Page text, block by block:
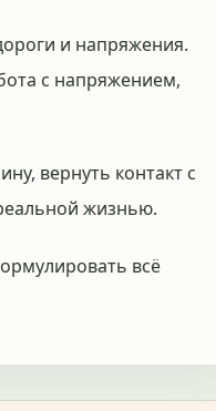
и напряжения.
с напряжением,
вернуть контакт с
жизнью.
всё